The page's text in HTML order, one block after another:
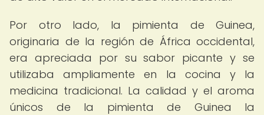
Por otro lado, la pimienta de Guinea,
originaria de la región de África occidental,
era apreciada por su sabor picante y se
utilizaba ampliamente en la cocina y la
medicina tradicional. La calidad y el aroma
únicos de la pimienta de Guinea la